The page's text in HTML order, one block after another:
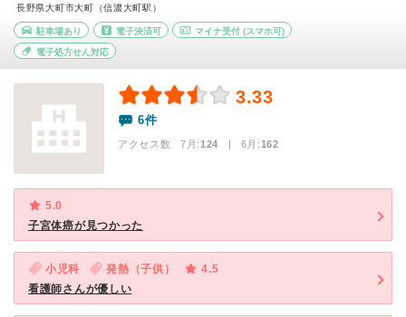
長野県大町市大町（信濃大町駅）
駐車場あり 電子決済可 マイナ受付 (スマホ可)
電子処方せん対応
3.33
6件
アクセス数 7月:124 | 6月:162
5.0
子宮体癌が見つかった
小児科 発熱（子供）
4.5
看護師さんが優しい